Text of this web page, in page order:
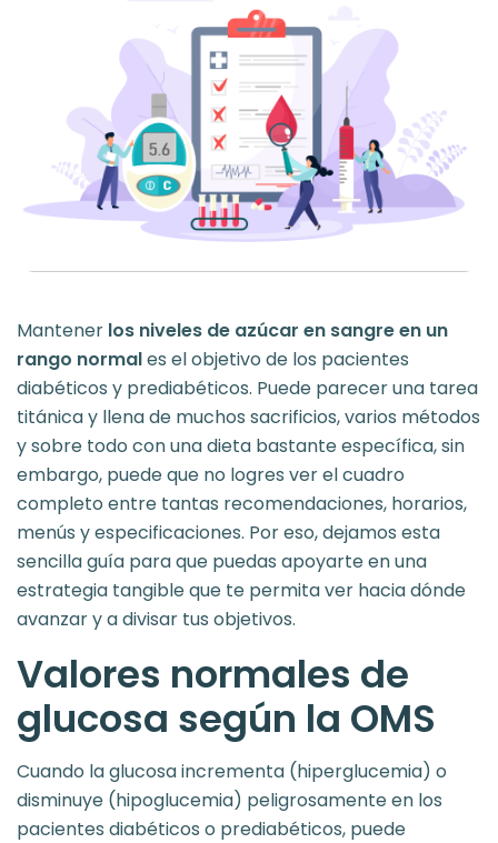
Mantener los niveles de azúcar en sangre en un
rango normales el objetivo de los pacientes
diabéticos y prediabéticos. Puede parecer una tarea
titánica y llena de muchos sacrificios, varios métodos
y sobre todo con una dieta bastante específica, sin
embargo, puede que no logres ver el cuadro
completo entre tantas recomendaciones, horarios,
menús y especificaciones. Por eso, dejamos esta
sencilla guía para que puedas apoyarte en una
estrategia tangible que te permita ver hacia dónde
avanzar y a divisar tus objetivos.
Valores normales de
glucosa según la OMS
Cuando la glucosa incrementa (hiperglucemia) o
disminuye (hipoglucemia) peligrosamente en los
pacientes diabéticos o prediabéticos, puede